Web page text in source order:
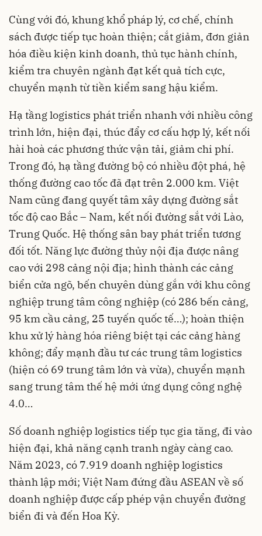
Cùng với đó, khung khổ pháp lý, cơ chế, chính
sách được tiếp tục hoàn thiện; cắt giảm, đơn giản
hóa điều kiện kinh doanh, thủ tục hành chính,
kiểm tra chuyên ngành đạt kết quả tích cực,
chuyển mạnh từ tiền kiểm sang hậu kiểm.
Hạ tầng logistics phát triển nhanh với nhiều công
trình lớn, hiện đại, thúc đẩy cơ cấu hợp lý, kết nối
hài hoà các phương thức vận tải, giảm chi phí.
Trong đó, hạ tầng đường bộ có nhiều đột phá, hệ
thống đường cao tốc đã đạt trên 2.000 km. Việt
Nam cũng đang quyết tâm xây dựng đường sắt
tốc độ cao Bắc – Nam, kết nối đường sắt với Lào,
Trung Quốc. Hệ thống sân bay phát triển tương
đối tốt. Năng lực đường thủy nội địa được nâng
cao với 298 cảng nội địa; hình thành các cảng
biển cửa ngõ, bến chuyên dùng gắn với khu công
nghiệp trung tâm công nghiệp (có 286 bến cảng,
95 km cầu cảng, 25 tuyến quốc tế…); hoàn thiện
khu xử lý hàng hóa riêng biệt tại các cảng hàng
không; đẩy mạnh đầu tư các trung tâm logistics
(hiện có 69 trung tâm lớn và vừa), chuyển mạnh
sang trung tâm thế hệ mới ứng dụng công nghệ
4.0…
Số doanh nghiệp logistics tiếp tục gia tăng, đi vào
hiện đại, khả năng cạnh tranh ngày càng cao.
Năm 2023, có 7.919 doanh nghiệp logistics
thành lập mới; Việt Nam đứng đầu ASEAN về số
doanh nghiệp được cấp phép vận chuyển đường
biển đi và đến Hoa Kỳ.